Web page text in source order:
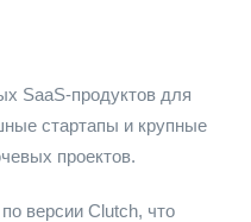
SaaS-продуктов для
стартапы и крупные
проектов.
версии Clutch, что